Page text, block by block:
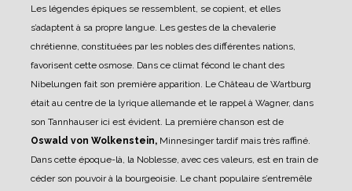
Les légendes épiques se ressemblent, se copient, et elles
s’adaptent à sa propre langue. Les gestes de la chevalerie
chrétienne, constituées par les nobles des différentes nations,
favorisent cette osmose. Dans ce climat fécond le chant des
Nibelungen fait son première apparition. Le Château de Wartburg
était au centre de la lyrique allemande et le rappel à Wagner, dans
son Tannhauser ici est évident. La première chanson est de
Oswald von Wolkenstein, Minnesinger tardif mais très raffiné.
Dans cette époque-là, la Noblesse, avec ces valeurs, est en train de
céder son pouvoir à la bourgeoisie. Le chant populaire s’entremêle